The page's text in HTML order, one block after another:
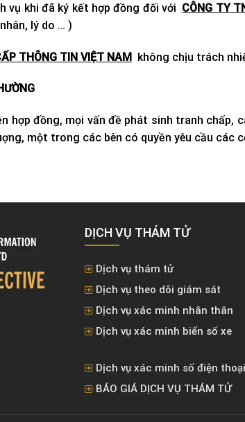
vụ khi đã ký kết hợp đồng đối với CÔNG TY
lý do … )
THÔNG TIN VIỆT NAM không chịu trách
hợp đồng, mọi vấn đề phát sinh tranh
một trong các bên có quyền yêu cầu các
DỊCH VỤ THÁM TỬ
Dịch vụ thám tử
Dịch vụ theo dõi giám sát
Dịch vụ xác minh nhân thân
Dịch vụ xác minh biển số xe
Dịch vụ xác minh số điện thoại
BÁO GIÁ DỊCH VỤ THÁM TỬ